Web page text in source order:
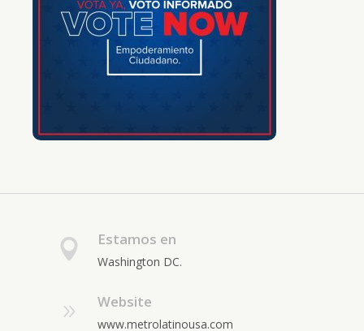
Estamos en
Washington DC.
Website
www.metrolatinousa.com